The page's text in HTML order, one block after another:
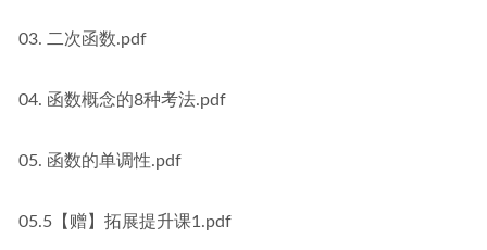
03. 二次函数.pdf
04. 函数概念的8种考法.pdf
05. 函数的单调性.pdf
05.5【赠】拓展提升课1.pdf